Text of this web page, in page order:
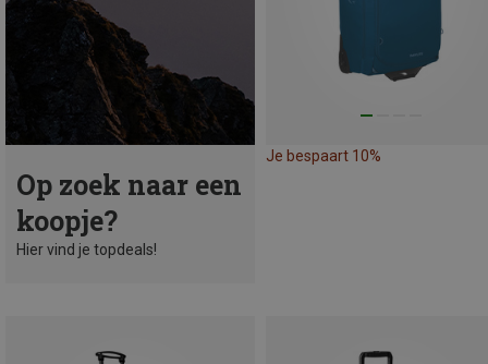
Op zoek naar een
koopje?
Hier vind je topdeals!
Je bespaart 10%